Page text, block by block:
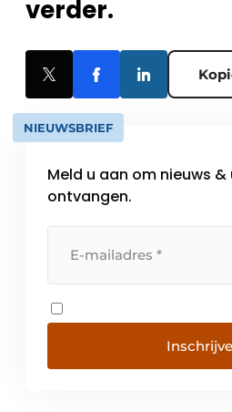
verder.
NIEUWSBRIEF
Meld u aan om nieuws
ontvangen.